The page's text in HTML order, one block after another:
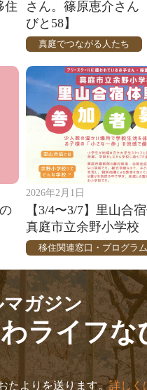
住
さん。篠原恵介さん
びと58】
真庭でつながる人たち
2026年2月1日
【3/4〜3/7】里山合
真庭市立余野小学校
移住関連窓口・プログラ
ガジン
ライフな
たよりを送ります。詳しく